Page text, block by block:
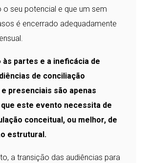
o seu potencial e que um sem
é encerrado adequadamente
às partes e a ineficácia de
de conciliação
presenciais são apenas
este evento necessita de
conceitual, ou melhor, de
estrutural.
a transição das audiências para